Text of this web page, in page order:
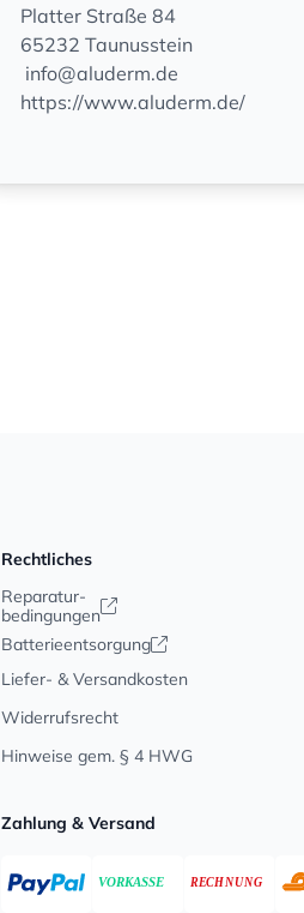
Platter Straße 84
65232 Taunusstein
info@aluderm.de
https://www.aluderm.de/
Rechtliches
Reparatur-
bedingungen
Batterieentsorgung
Liefer- & Versandkosten
Widerrufsrecht
Hinweise gem. § 4 HWG
Zahlung & Versand